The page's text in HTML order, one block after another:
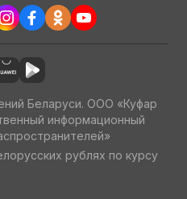
Беларуси. ООО «Куфар
информационный
рублях по курсу